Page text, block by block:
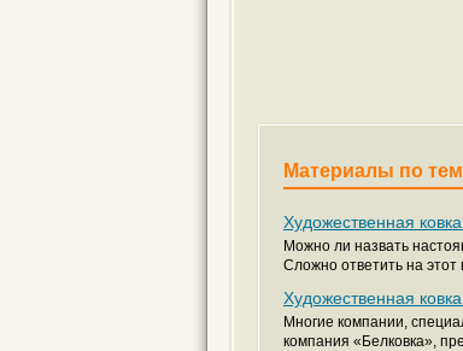
Материалы по
Художественная
Можно ли назвать
Сложно ответить на
Художественная
Многие компании,
компания «Белковка»,